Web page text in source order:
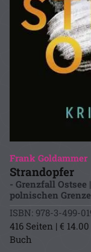
Frank Goldammer
Strandopfer
- Grenzfall Ostsee
polnischen Grenze
ISBN: 978-3-499-
416 Seiten | € 14.00
Buch